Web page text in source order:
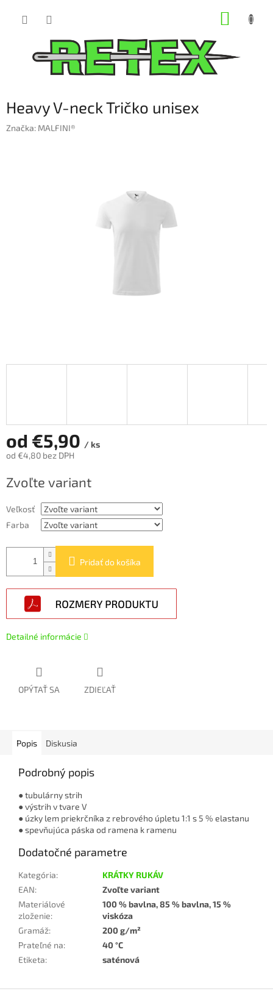
Heavy V-neck Tričko unisex
Značka: MALFINI®
od €5,90 / ks
od €4,80 bez DPH
cena:
Zvoľte variant
Veľkosť
Farba
Pridať do košíka
Detailné informácie
OPÝTAŤ SA ZDIEĽAŤ
Popis Diskusia
Podrobný popis
● tubulárny strih
● výstrih v tvare V
● úzky lem priekrčníka z rebrového úpletu 1:1 s 5 % elastanu
● spevňujúca páska od ramena k ramenu
Dodatočné parametre
Kategória:
KRÁTKY RUKÁV
EAN:
Zvoľte variant
Materiálové
zloženie:
100 % bavlna, 85 % bavlna, 15 %
viskóza
Gramáž:
200 g/m²
Prateľné na:
40 °C
Etiketa: saténová